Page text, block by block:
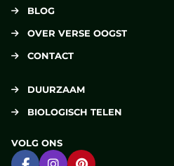
BLOG
OVER VERSE OOGST
CONTACT
DUURZAAM
BIOLOGISCH TELEN
VOLG ONS